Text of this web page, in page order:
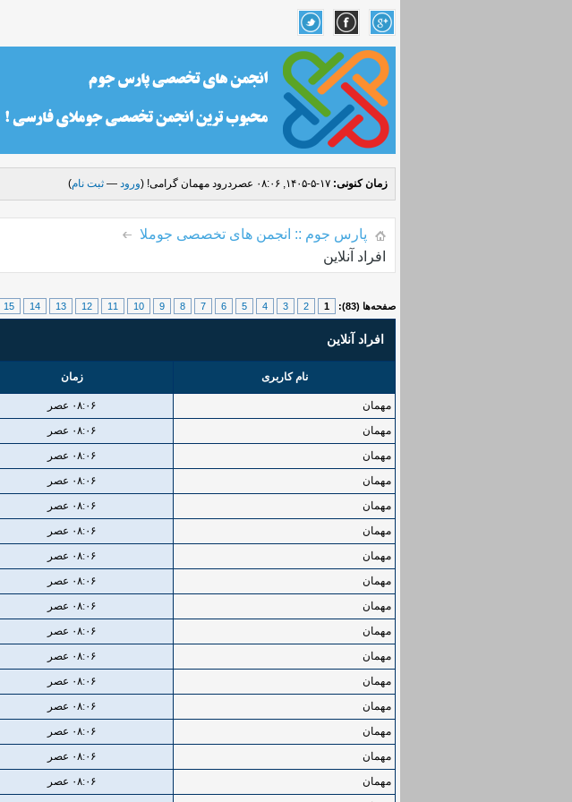
زمان کنونی: ۱۷-۵-۱۴۰۵, ۰۸:۰۶ عصر درود مهمان گرامی! (ورود — ثبت نام)
پارس جوم :: انجمن های تخصصی جوملا
افراد آنلاین
صفحه‌ها (83): 1
2
3
4
5
6
7
8
9
10
11
12
13
14
15
افراد آنلاین
نام کاربری زمان
مهمان ۰۸:۰۶ عصر
مهمان
۰۸:۰۶ عصر
مهمان
۰۸:۰۶ عصر
مهمان
۰۸:۰۶ عصر
مهمان
۰۸:۰۶ عصر
مهمان
۰۸:۰۶ عصر
مهمان
۰۸:۰۶ عصر
مهمان
۰۸:۰۶ عصر
مهمان
۰۸:۰۶ عصر
مهمان
۰۸:۰۶ عصر
مهمان
۰۸:۰۶ عصر
مهمان
۰۸:۰۶ عصر
مهمان
۰۸:۰۶ عصر
مهمان
۰۸:۰۶ عصر
مهمان
۰۸:۰۶ عصر
مهمان
۰۸:۰۶ عصر